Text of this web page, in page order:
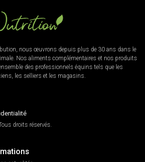
nous œuvrons depuis plus de 30 ans dans le
Nos aliments complémentaires et nos produits
des professionnels équins tels que les
les selliers et les magasins.
droits réservés.